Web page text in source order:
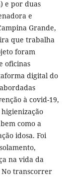
e por duas
e
Grande,
que trabalha
foram
oficinas
digital do
à covid-19,
como a
idosa. Foi
na vida da
No transcorrer